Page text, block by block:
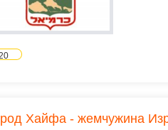
Хайфа - жемчужина